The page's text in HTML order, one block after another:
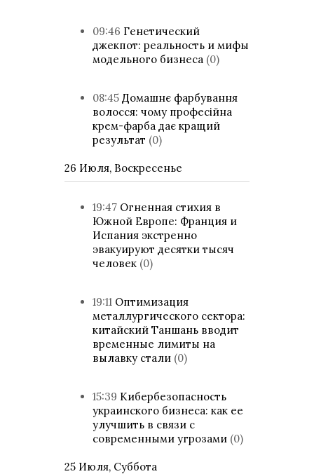
09:46 Генетический
джекпот: реальность и мифы
модельного бизнеса (0)
08:45 Домашнє фарбування
волосся: чому професійна
крем-фарба дає кращий
результат (0)
26 Июля, Воскресенье
19:47 Огненная стихия в
Южной Европе: Франция и
Испания экстренно
эвакуируют десятки тысяч
человек (0)
19:11 Оптимизация
металлургического сектора:
китайский Таншань вводит
временные лимиты на
вылавку стали (0)
15:39 Кибербезопасность
украинского бизнеса: как ее
улучшить в связи с
современными угрозами (0)
25 Июля, Суббота